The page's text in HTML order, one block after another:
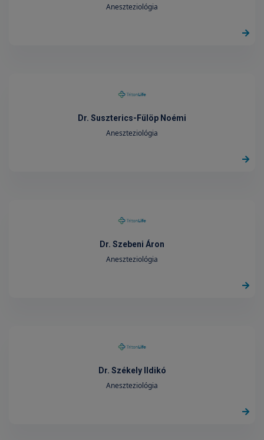
Aneszteziológia
Dr. Suszterics-Fülöp Noémi
Aneszteziológia
Dr. Szebeni Áron
Aneszteziológia
Dr. Székely Ildikó
Aneszteziológia